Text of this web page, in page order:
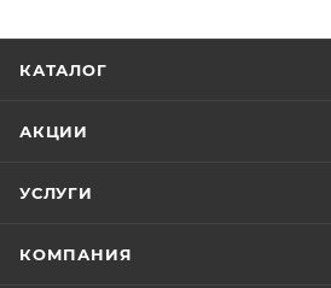
КАТАЛОГ
АКЦИИ
УСЛУГИ
КОМПАНИЯ